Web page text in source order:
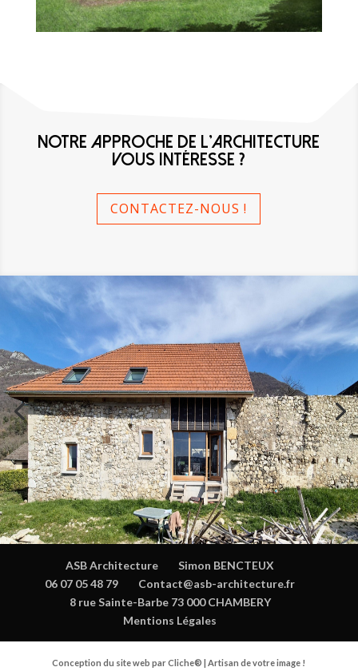
NOTRE APPROCHE DE L'ARCHITECTURE
VOUS INTÉRESSE ?
CONTACTEZ-NOUS !
ASB Architecture
Simon BENCTEUX
06 07 05 48 79
Contact@asb-architecture.fr
8 rue Sainte-Barbe 73 000 CHAMBERY
Mentions Légales
Conception du site web par Cliche® | Artisan de votre image !